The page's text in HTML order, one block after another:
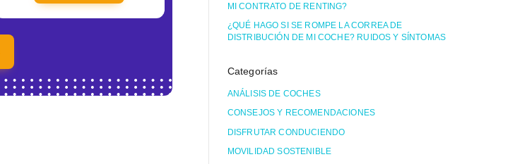
MI CONTRATO DE RENTING?
¿QUÉ HAGO SI SE ROMPE LA CORREA DE
DISTRIBUCIÓN DE MI COCHE? RUIDOS Y SÍNTOMAS
Categorías
ANÁLISIS DE COCHES
CONSEJOS Y RECOMENDACIONES
DISFRUTAR CONDUCIENDO
MOVILIDAD SOSTENIBLE